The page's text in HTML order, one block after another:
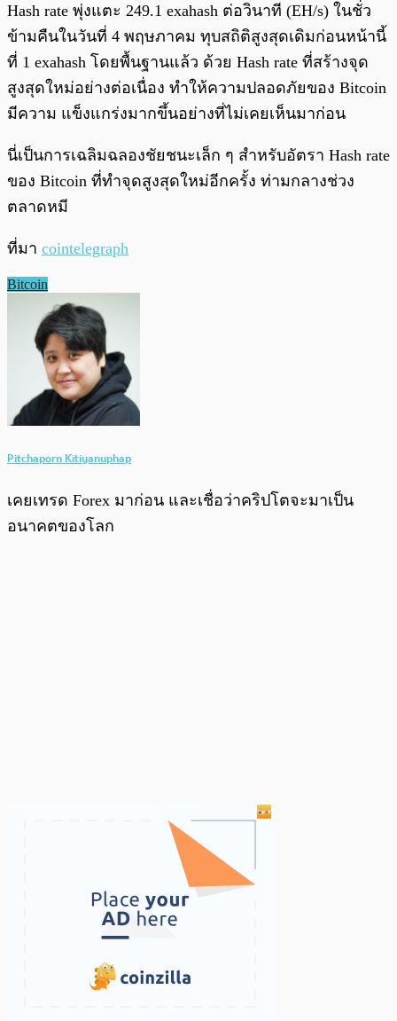
Hash rate พุ่งแตะ 249.1 exahash ต่อวินาที (EH/s) ในชั่ว
ข้ามคืนในวันที่ 4 พฤษภาคม ทุบสถิติสูงสุดเดิมก่อนหน้านี้
ที่ 1 exahash โดยพื้นฐานแล้ว ด้วย Hash rate ที่สร้างจุด
สูงสุดใหม่อย่างต่อเนื่อง ทำให้ความปลอดภัยของ Bitcoin
มีความ แข็งแกร่งมากขึ้นอย่างที่ไม่เคยเห็นมาก่อน
นี่เป็นการเฉลิมฉลองชัยชนะเล็ก ๆ สำหรับอัตรา Hash rate
ของ Bitcoin ที่ทำจุดสูงสุดใหม่อีกครั้ง ท่ามกลางช่วง
ตลาดหมี
ที่มา cointelegraph
​Bitcoin
Pitchaporn Kitiyanuphap
เคยเทรด Forex มาก่อน และเชื่อว่าคริปโตจะมาเป็น
อนาคตของโลก